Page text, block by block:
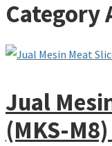
Category
Jual
(MKS-